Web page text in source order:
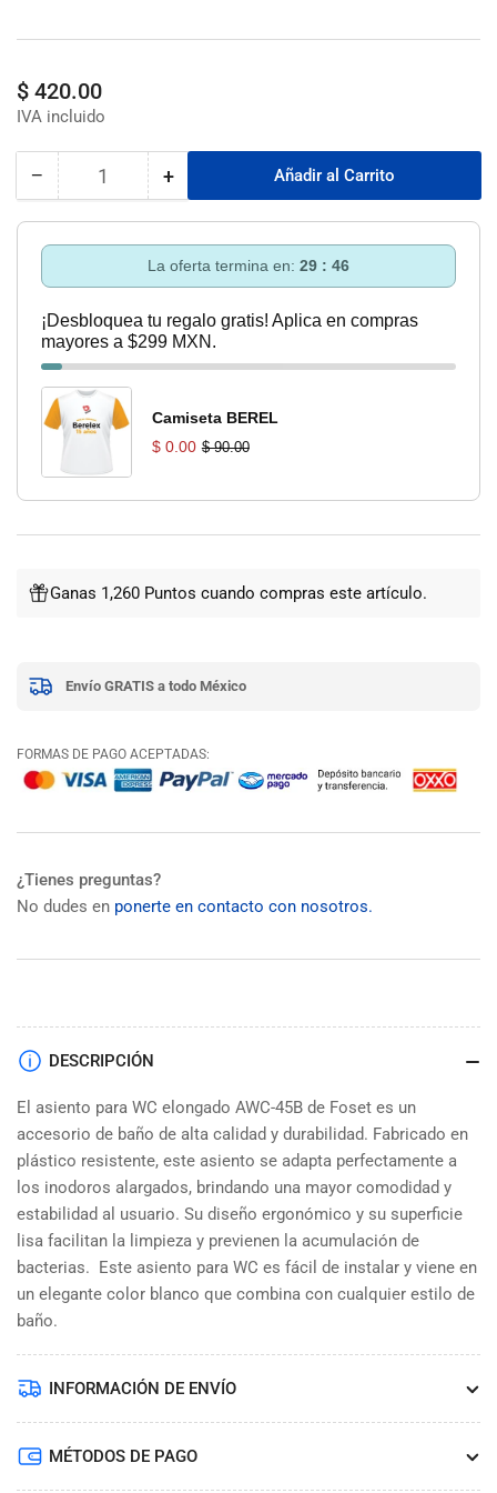
Precio
regular
$ 420.00
− Reducir
Asiento
Para
Elongado
Bco
Awc-
45B
Foset
Cantidad +Aumentar
Asiento
Elongado
Bco
Awc-
Foset
Añadir al Carrito
La oferta termina en: 29 : 46
¡Desbloquea tu regalo gratis! Aplica en compras
mayores a $299 MXN.
Camiseta BEREL
$ 0.00 $ 90.00
Ganas 1,260 Puntos cuando compras este artículo.
Envío GRATIS a todo México
FORMAS DE PAGO ACEPTADAS:
¿Tienes preguntas?
No dudes en ponerte en contacto con nosotros.
DESCRIPCIÓN
El asiento para WC elongado AWC-45B de Foset es un
accesorio de baño de alta calidad y durabilidad. Fabricado en
plástico resistente, este asiento se adapta perfectamente a
los inodoros alargados, brindando una mayor comodidad y
estabilidad al usuario. Su diseño ergonómico y su superficie
lisa facilitan la limpieza y previenen la acumulación de
bacterias. Este asiento para WC es fácil de instalar y viene en
un elegante color blanco que combina con cualquier estilo de
baño.
INFORMACIÓN DE ENVÍO
MÉTODOS DE PAGO